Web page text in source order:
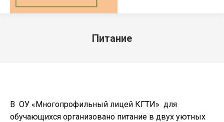
Питание
В ОУ «Многопрофильный лицей КГТИ» для
обучающихся организовано питание в двух уютных